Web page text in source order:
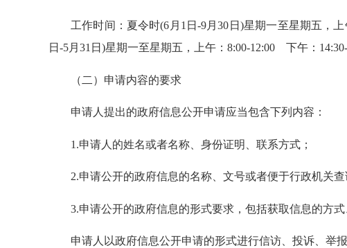
工作时间：夏令时(6月1日-9月30日)星期一至星期五，上
日-5月31日)星期一至星期五，上午：8:00-12:00 下午：
（二）申请内容的要求
申请人提出的政府信息公开申请应当包含下列内容：
1.申请人的姓名或者名称、身份证明、联系方式；
2.申请公开的政府信息的名称、文号或者便于行政机关查
3.申请公开的政府信息的形式要求，包括获取信息的方式
申请人以政府信息公开申请的形式进行信访、投诉、举报